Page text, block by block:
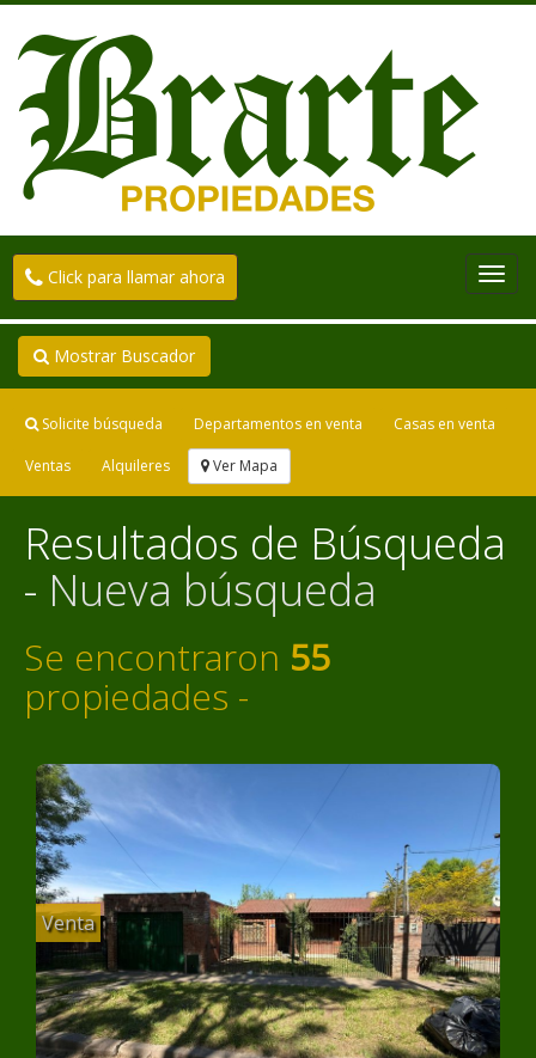
Click para llamar ahora
Mostrar Buscador
Solicite búsqueda Departamentos en venta Casas en venta
Ventas Alquileres Ver Mapa
Resultados de Búsqueda
- Nueva búsqueda
Se encontraron 55
propiedades -
Venta